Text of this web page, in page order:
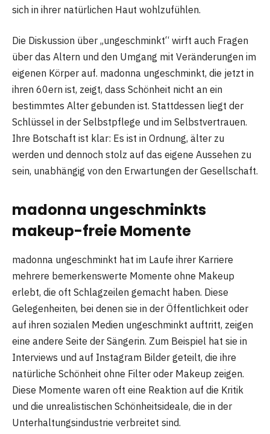
sich in ihrer natürlichen Haut wohlzufühlen.
Die Diskussion über „ungeschminkt“ wirft auch Fragen
über das Altern und den Umgang mit Veränderungen im
eigenen Körper auf. madonna ungeschminkt, die jetzt in
ihren 60ern ist, zeigt, dass Schönheit nicht an ein
bestimmtes Alter gebunden ist. Stattdessen liegt der
Schlüssel in der Selbstpflege und im Selbstvertrauen.
Ihre Botschaft ist klar: Es ist in Ordnung, älter zu
werden und dennoch stolz auf das eigene Aussehen zu
sein, unabhängig von den Erwartungen der Gesellschaft.
madonna ungeschminkts
makeup-freie Momente
madonna ungeschminkt hat im Laufe ihrer Karriere
mehrere bemerkenswerte Momente ohne Makeup
erlebt, die oft Schlagzeilen gemacht haben. Diese
Gelegenheiten, bei denen sie in der Öffentlichkeit oder
auf ihren sozialen Medien ungeschminkt auftritt, zeigen
eine andere Seite der Sängerin. Zum Beispiel hat sie in
Interviews und auf Instagram Bilder geteilt, die ihre
natürliche Schönheit ohne Filter oder Makeup zeigen.
Diese Momente waren oft eine Reaktion auf die Kritik
und die unrealistischen Schönheitsideale, die in der
Unterhaltungsindustrie verbreitet sind.